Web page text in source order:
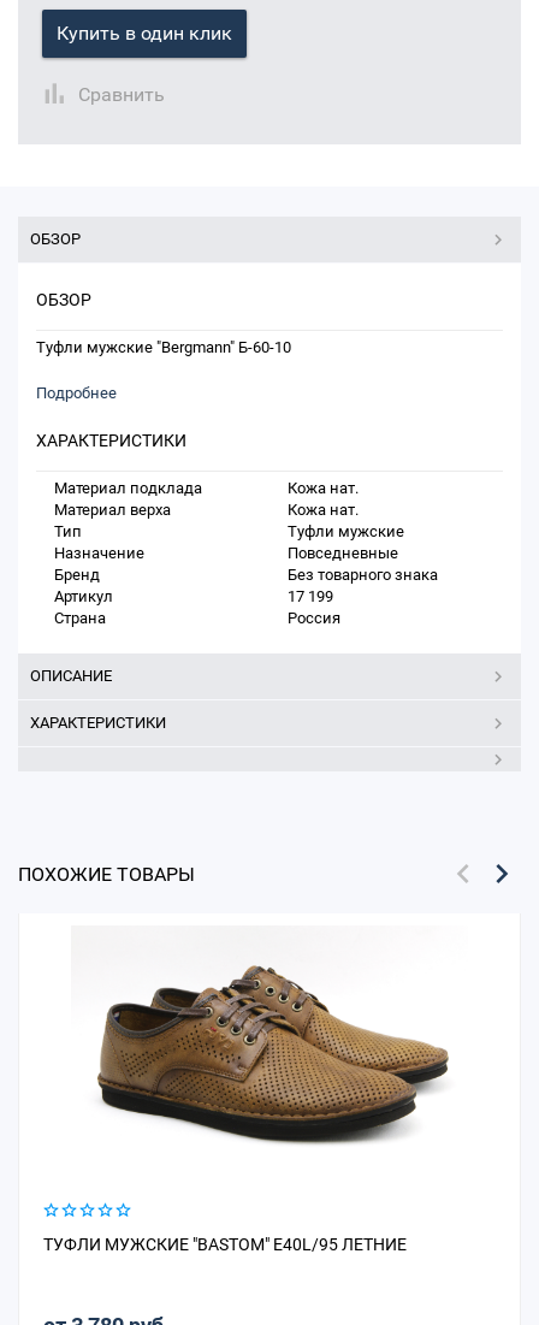
Купить в один клик
Сравнить
ОБЗОР
ОБЗОР
Туфли мужские "Bergmann" Б-60-10
Подробнее
ХАРАКТЕРИСТИКИ
Материал подклада
Кожа нат.
Материал верха
Кожа нат.
Тип
Туфли мужские
Назначение
Повседневные
Бренд
Без товарного знака
Артикул
17 199
Страна
Россия
ОПИСАНИЕ
ХАРАКТЕРИСТИКИ
ПОХОЖИЕ ТОВАРЫ
ТУФЛИ МУЖСКИЕ "BASTOM" E40L/95 ЛЕТНИЕ